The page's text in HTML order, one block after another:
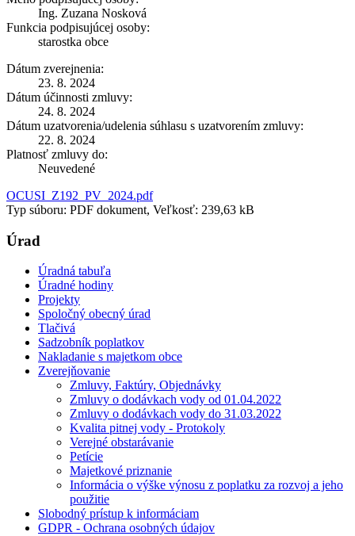
Ing. Zuzana Nosková
Funkcia podpisujúcej osoby:
starostka obce
Dátum zverejnenia:
23. 8. 2024
Dátum účinnosti zmluvy:
24. 8. 2024
Dátum uzatvorenia/udelenia súhlasu s uzatvorením zmluvy:
22. 8. 2024
Platnosť zmluvy do:
Neuvedené
OCUSI_Z192_PV_2024.pdf
Typ súboru: PDF dokument, Veľkosť: 239,63 kB
Úrad
Úradná tabuľa
Úradné hodiny
Projekty
Spoločný obecný úrad
Tlačivá
Sadzobník poplatkov
Nakladanie s majetkom obce
Zverejňovanie
Zmluvy, Faktúry, Objednávky
Zmluvy o dodávkach vody od 01.04.2022
Zmluvy o dodávkach vody do 31.03.2022
Kvalita pitnej vody - Protokoly
Verejné obstarávanie
Petície
Majetkové priznanie
Informácia o výške výnosu z poplatku za rozvoj a jeho
použitie
Slobodný prístup k informáciam
GDPR - Ochrana osobných údajov